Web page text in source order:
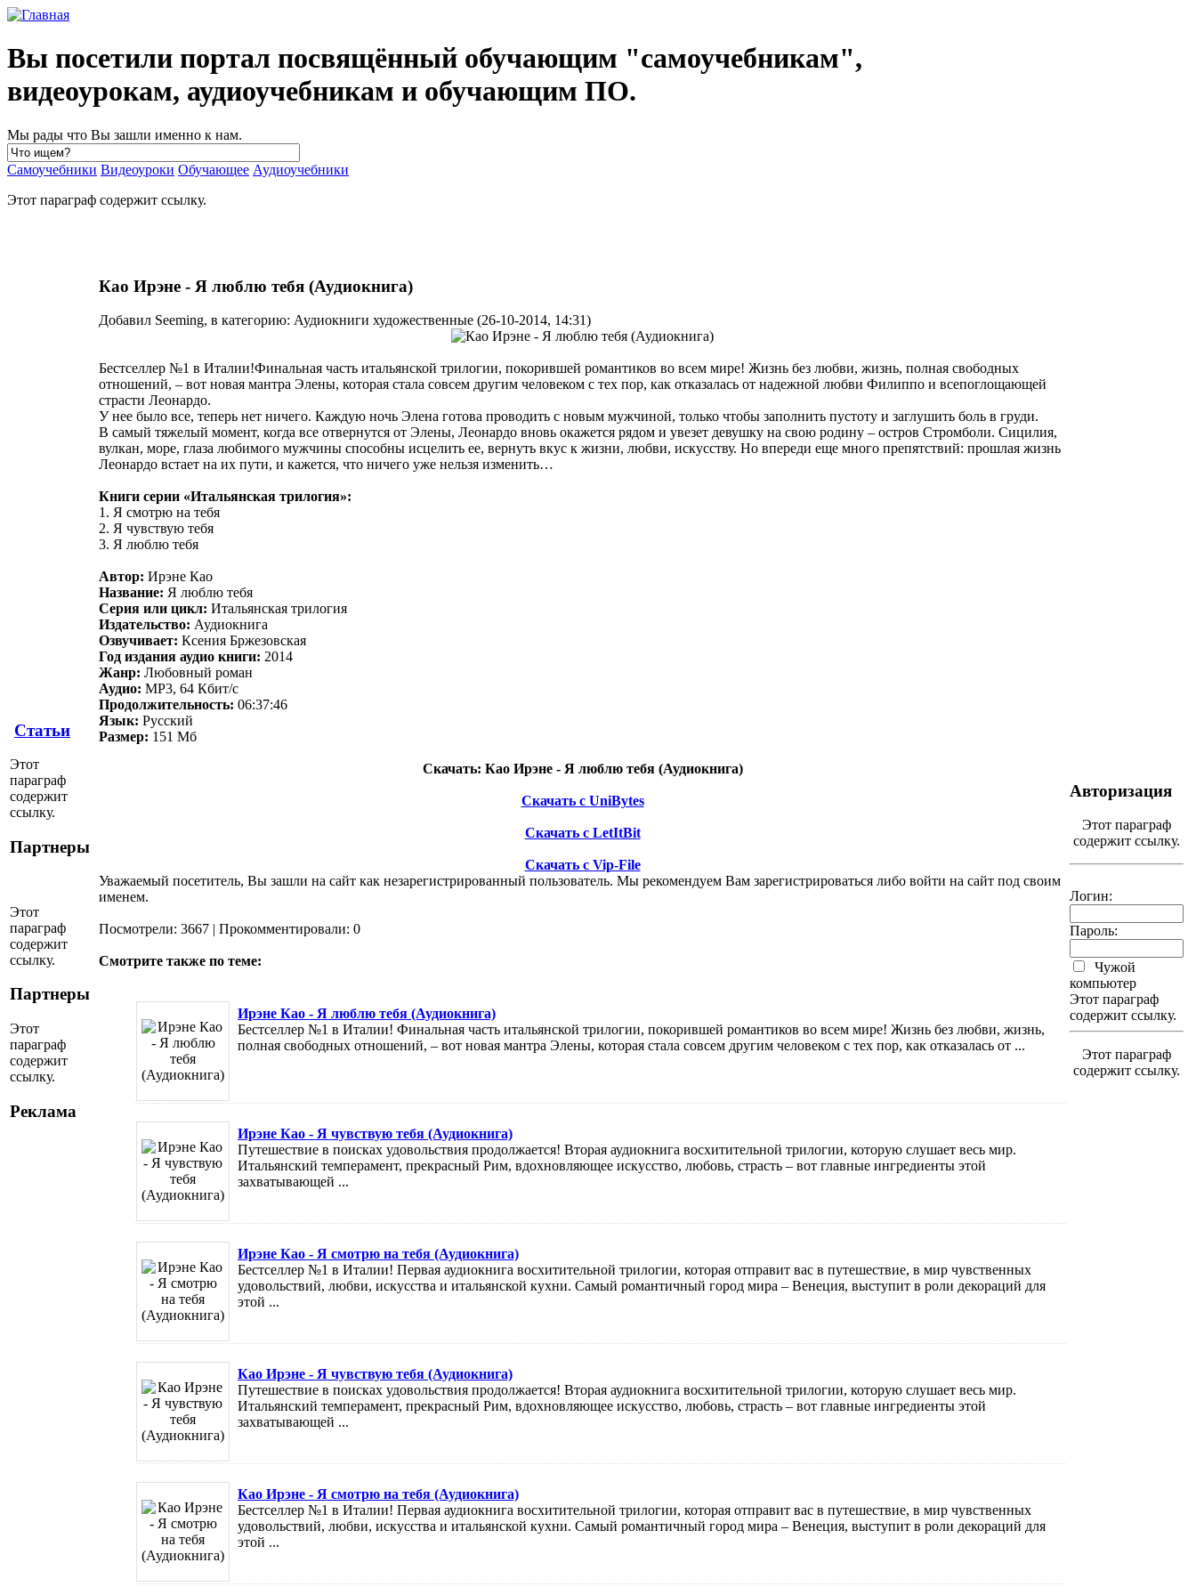
Вы посетили портал посвящённый обучающим "самоучебникам",
видеоурокам, аудиоучебникам и обучающим ПО.
Мы рады что Вы зашли именно к нам.
Самоучебники Видеоуроки Обучающее Аудиоучебники
Этот параграф содержит ссылку.
Статьи
Этот
параграф
содержит
ссылку.
Партнеры
Этот
параграф
содержит
ссылку.
Партнеры
Этот
параграф
содержит
ссылку.
Реклама
Као Ирэне - Я люблю тебя (Аудиокнига)
Добавил Seeming, в категорию: Аудиокниги художественные (26-10-2014, 14:31)
Бестселлер №1 в Италии!Финальная часть итальянской трилогии, покорившей романтиков во всем мире! Жизнь без любви, жизнь, полная свободных
отношений, – вот новая мантра Элены, которая стала совсем другим человеком с тех пор, как отказалась от надежной любви Филиппо и всепоглощающей
страсти Леонардо.
У нее было все, теперь нет ничего. Каждую ночь Элена готова проводить с новым мужчиной, только чтобы заполнить пустоту и заглушить боль в груди.
В самый тяжелый момент, когда все отвернутся от Элены, Леонардо вновь окажется рядом и увезет девушку на свою родину – остров Стромболи. Сицилия,
вулкан, море, глаза любимого мужчины способны исцелить ее, вернуть вкус к жизни, любви, искусству. Но впереди еще много препятствий: прошлая жизнь
Леонардо встает на их пути, и кажется, что ничего уже нельзя изменить…
Книги серии «Итальянская трилогия»:
1. Я смотрю на тебя
2. Я чувствую тебя
3. Я люблю тебя
Автор: Ирэне Као
Название: Я люблю тебя
Серия или цикл: Итальянская трилогия
Издательство: Аудиокнига
Озвучивает: Ксения Бржезовская
Год издания аудио книги: 2014
Жанр: Любовный роман
Аудио: MP3, 64 Кбит/с
Продолжительность: 06:37:46
Язык: Русский
Размер: 151 Мб
Скачать: Као Ирэне - Я люблю тебя (Аудиокнига)
Скачать с UniBytes
Скачать с LetItBit
Скачать с Vip-File
Уважаемый посетитель, Вы зашли на сайт как незарегистрированный пользователь. Мы рекомендуем Вам зарегистрироваться либо войти на сайт под своим
именем.
Посмотрели: 3667 | Прокомментировали: 0
Смотрите также по теме:
Ирэне Као - Я люблю тебя (Аудиокнига)
Бестселлер №1 в Италии! Финальная часть итальянской трилогии, покорившей романтиков во всем мире! Жизнь без любви, жизнь,
полная свободных отношений, – вот новая мантра Элены, которая стала совсем другим человеком с тех пор, как отказалась от ...
Ирэне Као - Я чувствую тебя (Аудиокнига)
Путешествие в поисках удовольствия продолжается! Вторая аудиокнига восхитительной трилогии, которую слушает весь мир.
Итальянский темперамент, прекрасный Рим, вдохновляющее искусство, любовь, страсть – вот главные ингредиенты этой
захватывающей ...
Ирэне Као - Я смотрю на тебя (Аудиокнига)
Бестселлер №1 в Италии! Первая аудиокнига восхитительной трилогии, которая отправит вас в путешествие, в мир чувственных
удовольствий, любви, искусства и итальянской кухни. Самый романтичный город мира – Венеция, выступит в роли декораций для
этой ...
Као Ирэне - Я чувствую тебя (Аудиокнига)
Путешествие в поисках удовольствия продолжается! Вторая аудиокнига восхитительной трилогии, которую слушает весь мир.
Итальянский темперамент, прекрасный Рим, вдохновляющее искусство, любовь, страсть – вот главные ингредиенты этой
захватывающей ...
Као Ирэне - Я смотрю на тебя (Аудиокнига)
Бестселлер №1 в Италии! Первая аудиокнига восхитительной трилогии, которая отправит вас в путешествие, в мир чувственных
удовольствий, любви, искусства и итальянской кухни. Самый романтичный город мира – Венеция, выступит в роли декораций для
этой ...
Авторизация
Этот параграф
содержит ссылку.
Логин:
Пароль:
Чужой
компьютер
Этот параграф
содержит ссылку.
Этот параграф
содержит ссылку.